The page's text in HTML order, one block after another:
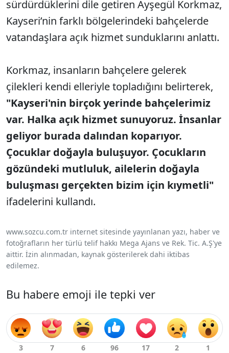
sürdürdüklerini dile getiren Ayşegül Korkmaz,
Kayseri’nin farklı bölgelerindeki bahçelerde
vatandaşlara açık hizmet sunduklarını anlattı.
Korkmaz, insanların bahçelere gelerek
çilekleri kendi elleriyle topladığını belirterek,
"Kayseri'nin birçok yerinde bahçelerimiz
var. Halka açık hizmet sunuyoruz. İnsanlar
geliyor burada dalından koparıyor.
Çocuklar doğayla buluşuyor. Çocukların
gözündeki mutluluk, ailelerin doğayla
buluşması gerçekten bizim için kıymetli"
ifadelerini kullandı.
www.sozcu.com.tr internet sitesinde yayınlanan yazı, haber ve
fotoğrafların her türlü telif hakkı Mega Ajans ve Rek. Tic. A.Ş'ye
aittir. İzin alınmadan, kaynak gösterilerek dahi iktibas
edilemez.
Bu habere emoji ile tepki ver